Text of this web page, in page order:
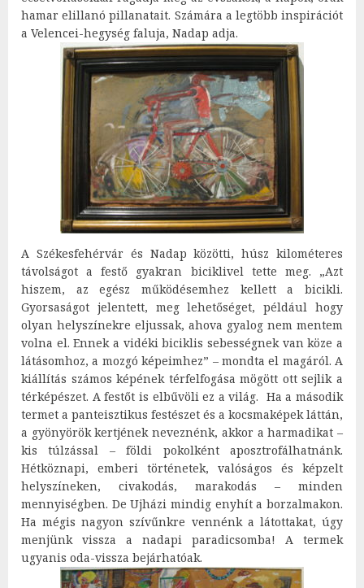
hamar elillanó pillanatait. Számára a legtöbb inspirációt
a Velencei-hegység faluja, Nadap adja.
A Székesfehérvár és Nadap közötti, húsz kilométeres
távolságot a festő gyakran biciklivel tette meg. „Azt
hiszem, az egész működésemhez kellett a bicikli.
Gyorsaságot jelentett, meg lehetőséget, például hogy
olyan helyszínekre eljussak, ahova gyalog nem mentem
volna el. Ennek a vidéki biciklis sebességnek van köze a
látásomhoz, a mozgó képeimhez” – mondta el magáról. A
kiállítás számos képének térfelfogása mögött ott sejlik a
térképészet. A festőt is elbűvöli ez a világ. Ha a második
termet a panteisztikus festészet és a kocsmaképek láttán,
a gyönyörök kertjének neveznénk, akkor a harmadikat –
kis túlzással – földi pokolként aposztrofálhatnánk.
Hétköznapi, emberi történetek, valóságos és képzelt
helyszíneken, civakodás, marakodás – minden
mennyiségben. De Ujházi mindig enyhít a borzalmakon.
Ha mégis nagyon szívűnkre vennénk a látottakat, úgy
menjünk vissza a nadapi paradicsomba! A termek
ugyanis oda-vissza bejárhatóak.